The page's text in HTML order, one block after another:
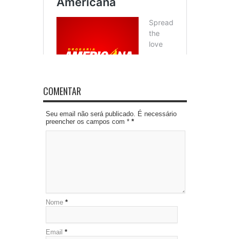
COMENTAR
Seu email não será publicado. É necessário
preencher os campos com * *
Nome *
Email *